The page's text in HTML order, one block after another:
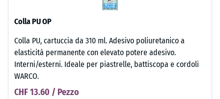
Colla PU OP
Colla PU, cartuccia da 310 ml. Adesivo poliuretanico a
elasticità permanente con elevato potere adesivo.
Interni/esterni. Ideale per piastrelle, battiscopa e cordoli
WARCO.
CHF 13.60 / Pezzo